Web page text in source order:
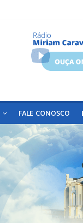
FALE CONOSCO